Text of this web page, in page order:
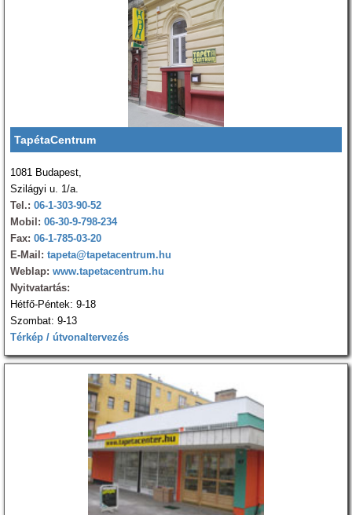
TapétaCentrum
1081 Budapest,
Szilágyi u. 1/a.
Tel.: 06-1-303-90-52
Mobil: 06-30-9-798-234
Fax: 06-1-785-03-20
E-Mail: tapeta@tapetacentrum.hu
Weblap: www.tapetacentrum.hu
Nyitvatartás:
Hétfő-Péntek: 9-18
Szombat: 9-13
Térkép / útvonaltervezés